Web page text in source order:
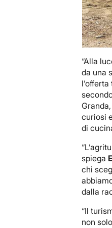
“Alla
da una
curiosi
di
spiega
chi
dalla
“Il
non